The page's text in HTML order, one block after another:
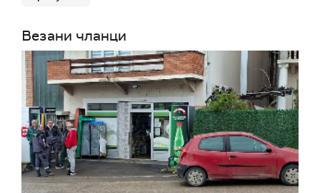
Везани чланци